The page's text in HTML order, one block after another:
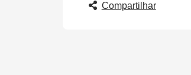
Compartilhar